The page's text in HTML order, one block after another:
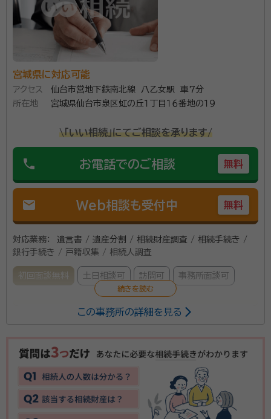
資格等： 行政書士・保護司
所属団体： 宮城県行政書士会 / 一般社団法人コスモス成年後見サ
ポートセンター会員
宮城県に対応可能
アクセス
仙台市営地下鉄南北線 八乙女駅 車７分
所在地
宮城県仙台市泉区虹の丘１丁目１６番地の１９
\「いい相続」にてご相談を承ります/
phone お電話でのご相談 無料
mail Web相談も受付中 無料
対応業務：
遺言書 / 遺産分割 / 相続財産調査 / 相続手続き /
銀行手続き / 戸籍収集 / 相続人調査
初回面談無料 土日相談可 訪問可 事務所面談可
お客様の目線で分かりやすい説明を心がけています。
この事務所の詳細を見る